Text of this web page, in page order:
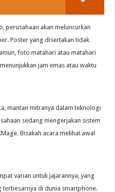
perusahaan akan meluncurkan
Poster yang disertakan tidak
foto matahari atau matahari
jam emas atau waktu
mantan mitranya dalam teknologi
sedang mengerjakan sistem
Bisakah acara melihat awal
varian untuk jajarannya, yang
di dunia smartphone.